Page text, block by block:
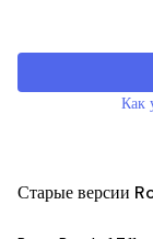
Как
Старые версии